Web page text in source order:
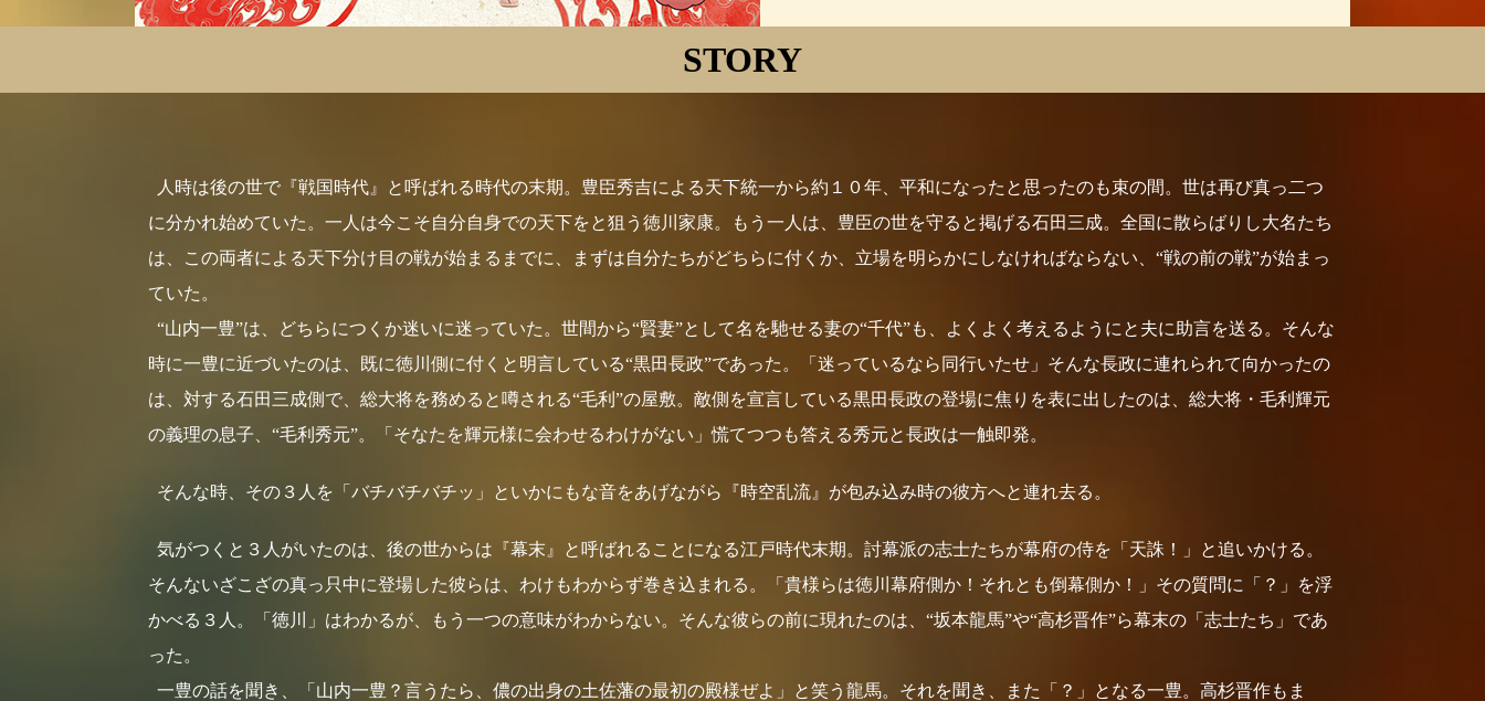
STORY
人時は後の世で『戦国時代』と呼ばれる時代の末期。豊臣秀吉による天下統一から約１０年、平和になったと思ったのも束の間。世は再び真っ二つ
に分かれ始めていた。一人は今こそ自分自身での天下をと狙う徳川家康。もう一人は、豊臣の世を守ると掲げる石田三成。全国に散らばりし大名たち
は、この両者による天下分け目の戦が始まるまでに、まずは自分たちがどちらに付くか、立場を明らかにしなければならない、“戦の前の戦”が始まっ
ていた。
“山内一豊”は、どちらにつくか迷いに迷っていた。世間から“賢妻”として名を馳せる妻の“千代”も、よくよく考えるようにと夫に助言を送る。そんな
時に一豊に近づいたのは、既に徳川側に付くと明言している“黒田長政”であった。「迷っているなら同行いたせ」そんな長政に連れられて向かったの
は、対する石田三成側で、総大将を務めると噂される“毛利”の屋敷。敵側を宣言している黒田長政の登場に焦りを表に出したのは、総大将・毛利輝元
の義理の息子、“毛利秀元”。「そなたを輝元様に会わせるわけがない」慌てつつも答える秀元と長政は一触即発。
そんな時、その３人を「バチバチバチッ」といかにもな音をあげながら『時空乱流』が包み込み時の彼方へと連れ去る。
気がつくと３人がいたのは、後の世からは『幕末』と呼ばれることになる江戸時代末期。討幕派の志士たちが幕府の侍を「天誅！」と追いかける。
そんないざこざの真っ只中に登場した彼らは、わけもわからず巻き込まれる。「貴様らは徳川幕府側か！それとも倒幕側か！」その質問に「？」を浮
かべる３人。「徳川」はわかるが、もう一つの意味がわからない。そんな彼らの前に現れたのは、“坂本龍馬”や“高杉晋作”ら幕末の「志士たち」であ
った。
一豊の話を聞き、「山内一豊？言うたら、儂の出身の土佐藩の最初の殿様ぜよ」と笑う龍馬。それを聞き、また「？」となる一豊。高杉晋作もま